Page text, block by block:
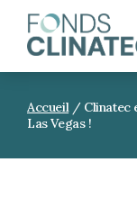
Accueil / Clinatec
Las Vegas !